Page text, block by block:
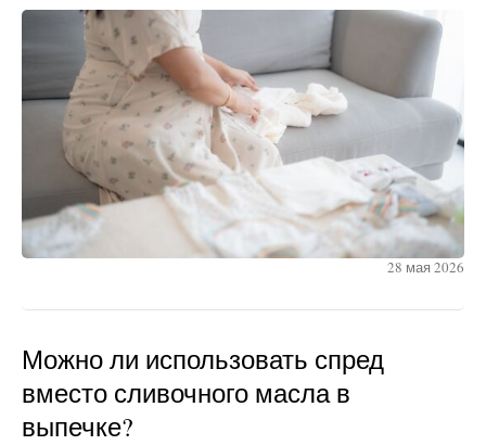
28 мая 2026
Можно ли использовать спред
вместо сливочного масла в
выпечке?